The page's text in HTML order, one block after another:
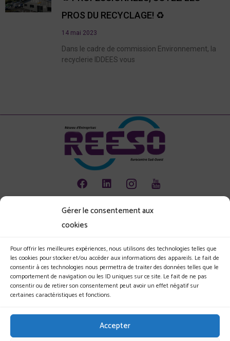
Gérer le consentement aux
cookies
Pour offrir les meilleures expériences, nous utilisons des technologies telles que
les cookies pour stocker et/ou accéder aux informations des appareils. Le fait de
consentir à ces technologies nous permettra de traiter des données telles que le
comportement de navigation ou les ID uniques sur ce site. Le fait de ne pas
consentir ou de retirer son consentement peut avoir un effet négatif sur
certaines caractéristiques et fonctions.
Accepter
PROS DU RECYCLAGE! ♻️
14 mai 2023
Dans le cadre de commission Environnement, la
recyclerie IDDEES vous
Animation
Emploi
Environnement
Les jeunes et l'entreprise
Le Club
Nos actualités
Nos évènements
Nous rejoindre